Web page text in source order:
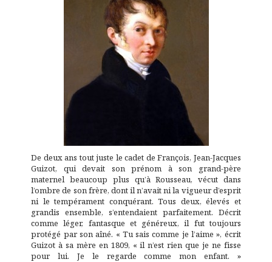
De deux ans tout juste le cadet de François, Jean-Jacques
Guizot, qui devait son prénom à son grand-père
maternel beaucoup plus qu’à Rousseau, vécut dans
l’ombre de son frère, dont il n’avait ni la vigueur d’esprit
ni le tempérament conquérant. Tous deux, élevés et
grandis ensemble, s’entendaient parfaitement. Décrit
comme léger, fantasque et généreux, il fut toujours
protégé par son aîné. « Tu sais comme je l’aime », écrit
Guizot à sa mère en 1809, « il n’est rien que je ne fisse
pour lui. Je le regarde comme mon enfant. »